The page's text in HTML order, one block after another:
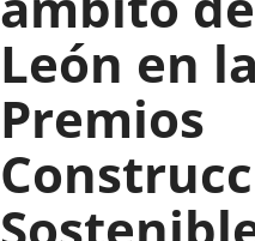
León en
Premios